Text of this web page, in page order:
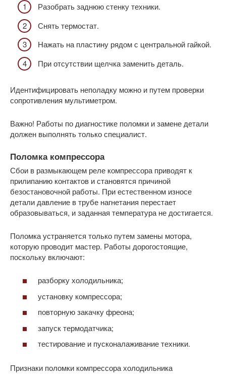
Разобрать заднюю стенку техники.
Снять термостат.
Нажать на пластину рядом с центральной гайкой.
При отсутствии щелчка заменить деталь.
Идентифицировать неполадку можно и путем проверки
сопротивления мультиметром.
Важно! Работы по диагностике поломки и замене детали
должен выполнять только специалист.
Поломка компрессора
Сбои в размыкающем реле компрессора приводят к
прилипанию контактов и становятся причиной
безостановочной работы. При естественном износе
детали давление в трубе нагнетания перестает
образовываться, и заданная температура не достигается.
Поломка устраняется только путем замены мотора,
которую проводит мастер. Работы дорогостоящие,
поскольку включают:
разборку холодильника;
установку компрессора;
повторную закачку фреона;
запуск термодатчика;
тестирование и пусконалаживание техники.
Признаки поломки компрессора холодильника